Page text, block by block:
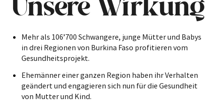
Unsere Wirkung
Mehr als 106’700 Schwangere, junge Mütter und Babys
in drei Regionen von Burkina Faso profitieren vom
Gesundheitsprojekt.
Ehemänner einer ganzen Region haben ihr Verhalten
geändert und engagieren sich nun für die Gesundheit
von Mutter und Kind.